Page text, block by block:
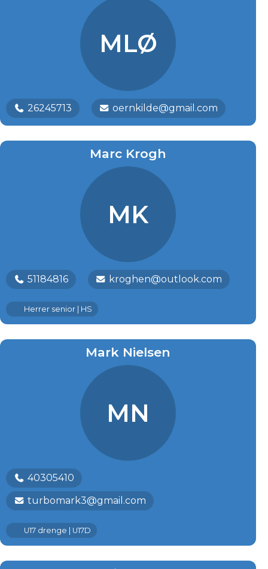
MLØ
26245713 oernkilde@gmail.com
Marc Krogh
MK
51184816 kroghen@outlook.com
Herrer senior | HS
Mark Nielsen
MN
40305410
turbomark3@gmail.com
U17 drenge | U17D